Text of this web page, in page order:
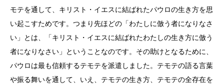
モテを通して、キリスト・イエスに結ばれたパウロの生き方を思
い起こすためです。つまり先ほどの「わたしに倣う者になりなさ
い」とは、「キリスト・イエスに結ばれたわたしの生き方に倣う
者になりなさい」ということなのです。その助けとなるために、
パウロは最も信頼するテモテを派遣しました。テモテの語る言葉
や振る舞いを通して、いえ、テモテの生き方、テモテの全存在を